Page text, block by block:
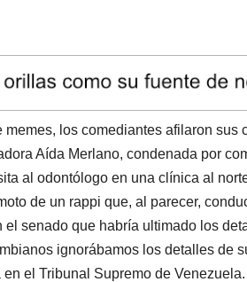
los comediantes afilaron sus
Aída Merlano, condenada por
al odontólogo en una clínica al
de un rappi que, al parecer,
senado que habría ultimado los
ignorábamos los detalles de
el Tribunal Supremo de Venezuela.